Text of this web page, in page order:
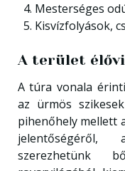
Mesterséges
Kisvízfolyások,
A terület
A túra vonala
az ürmös
pihenőhely mellett
jelentőségéről,
szerezhetünk